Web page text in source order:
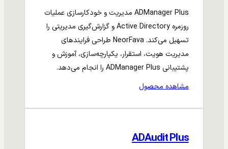
ADManager Plus مدیریت و خودکارسازی عملیات
روزمره Active Directory و گزارش‌گیری مدیریتی را
تسهیل می‌کند. NeorFava طراحی فرایندهای
مدیریت هویت، استقرار، یکپارچه‌سازی، آموزش و
پشتیبانی ADManager Plus را انجام می‌دهد.
مشاهده محصول
ADAudit Plus